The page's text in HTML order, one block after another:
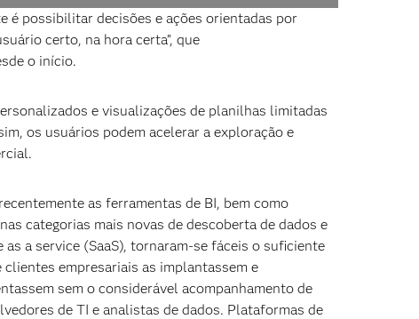
é possibilitar decisões e ações orientadas por
certo, na hora certa”, que
o início.
e visualizações de planilhas limitadas
os usuários podem acelerar a exploração e
as ferramentas de BI, bem como
categorias mais novas de descoberta de dados e
as a service (SaaS), tornaram-se fáceis o suficiente
clientes empresariais as implantassem e
sem o considerável acompanhamento de
de TI e analistas de dados. Plataformas de